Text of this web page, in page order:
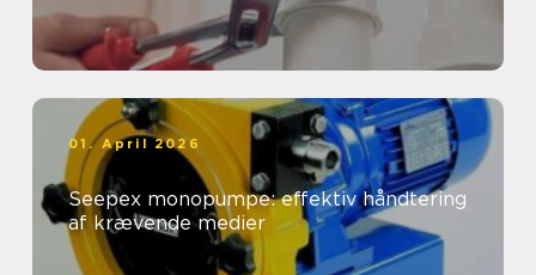
01. April 2026
Seepex monopumpe: effektiv håndtering
af krævende medier